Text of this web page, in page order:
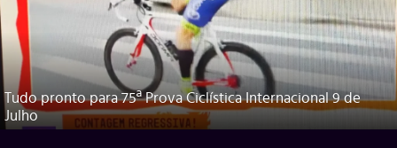
Tudo pronto para 75ª Prova Ciclística Internacional 9 de
Julho